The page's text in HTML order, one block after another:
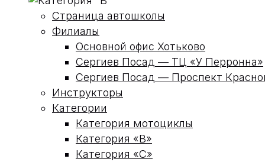
Страница автошколы
Филиалы
Основной офис Хотьково
Сергиев Посад — ТЦ «У Перронна»
Сергиев Посад — Проспект
Инструкторы
Категории
Категория мотоциклы
Категория «В»
Категория «С»